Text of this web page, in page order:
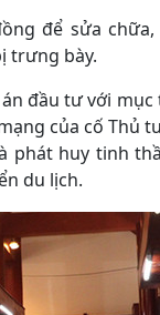
để sửa
trưng bày.
đầu tư với
của cố Thủ
phát huy tinh
du lịch.